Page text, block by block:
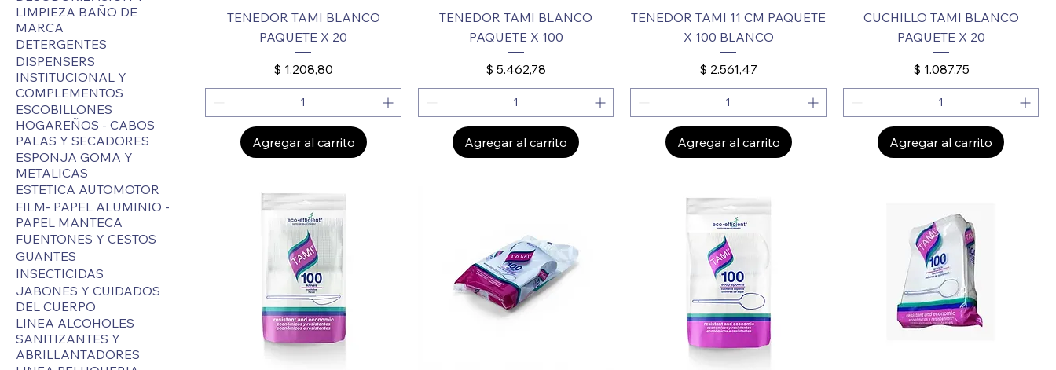
LIMPIEZA BAÑO DE
MARCA
DETERGENTES
DISPENSERS
INSTITUCIONAL Y
COMPLEMENTOS
ESCOBILLONES
HOGAREÑOS - CABOS
PALAS Y SECADORES
ESPONJA GOMA Y
METALICAS
ESTETICA AUTOMOTOR
FILM- PAPEL ALUMINIO -
PAPEL MANTECA
FUENTONES Y CESTOS
GUANTES
INSECTICIDAS
JABONES Y CUIDADOS
DEL CUERPO
LINEA ALCOHOLES
SANITIZANTES Y
ABRILLANTADORES
TENEDOR TAMI BLANCO
PAQUETE X 20
Precio
$ 1.208,80
Agregar al carrito
TENEDOR TAMI BLANCO
PAQUETE X 100
Precio
$ 5.462,78
Agregar al carrito
TENEDOR TAMI 11 CM PAQUETE
X 100 BLANCO
Precio
$ 2.561,47
Agregar al carrito
CUCHILLO TAMI BLANCO
PAQUETE X 20
Precio
$ 1.087,75
Agregar al carrito